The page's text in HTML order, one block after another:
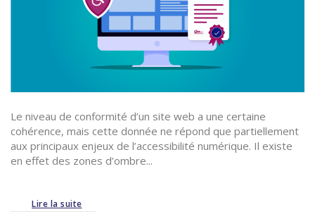
Le niveau de conformité d’un site web a une certaine
cohérence, mais cette donnée ne répond que partiellement
aux principaux enjeux de l’accessibilité numérique. Il existe
en effet des zones d’ombre...
Lire la suite